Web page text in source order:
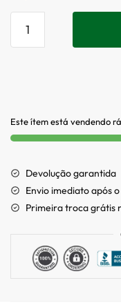
Este ítem está vendendo
Devolução garantida
Envio imediato após
Primeira troca grátis